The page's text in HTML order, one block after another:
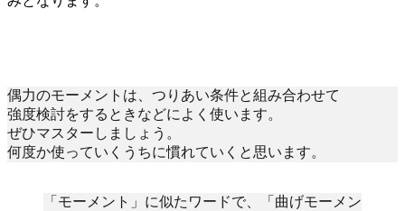
偶力のモーメントは、つりあい条件と組み合わせて
強度検討をするときなどによく使います。
ぜひマスターしましょう。
何度か使っていくうちに慣れていくと思います。
「モーメント」に似たワードで、「曲げモーメン